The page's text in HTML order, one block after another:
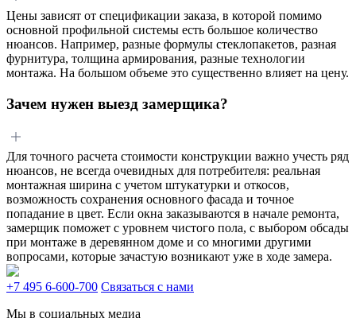
Цены зависят от спецификации заказа, в которой помимо
основной профильной системы есть большое количество
нюансов. Например, разные формулы стеклопакетов, разная
фурнитура, толщина армирования, разные технологии
монтажа. На большом объеме это существенно влияет на цену.
Зачем нужен выезд замерщика?
Для точного расчета стоимости конструкции важно учесть ряд
нюансов, не всегда очевидных для потребителя: реальная
монтажная ширина с учетом штукатурки и откосов,
возможность сохранения основного фасада и точное
попадание в цвет. Если окна заказываются в начале ремонта,
замерщик поможет с уровнем чистого пола, с выбором обсады
при монтаже в деревянном доме и со многими другими
вопросами, которые зачастую возникают уже в ходе замера.
+7 495 6-600-700 Связаться с нами
Мы в социальных медиа